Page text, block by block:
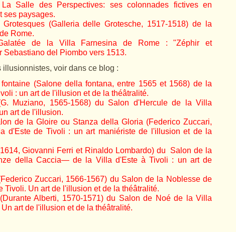
Salle des Perspectives: ses colonnades fictives en
ses paysages.
(Galleria delle Grotesche, 1517-1518) de la
Rome.
de la Villa Farnesina de Rome : "Zéphir et
Sebastiano del Piombo vers 1513.
illusionnistes, voir dans ce blog :
(Salone della fontana, entre 1565 et 1568) de la
: un art de l'illusion et de la théâtralité.
Muziano, 1565-1568) du Salon d'Hercule de la Villa
art de l'illusion.
de la Gloire ou Stanza della Gloria (Federico Zuccari,
d'Este de Tivoli : un art maniériste de l'illusion et de la
Giovanni Ferri et Rinaldo Lombardo) du Salon de la
della Caccia— de la Villa d'Este à Tivoli : un art de
Zuccari, 1566-1567) du Salon de la Noblesse de
Tivoli. Un art de l'illusion et de la théâtralité.
Alberti, 1570-1571) du Salon de Noé de la Villa
art de l'illusion et de la théâtralité.